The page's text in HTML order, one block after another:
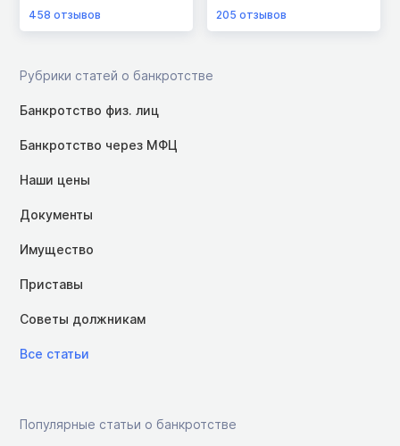
458 отзывов 205отзывов
Рубрики статей о банкротстве
Банкротство физ. лиц
Банкротство через МФЦ
Наши цены
Документы
Имущество
Приставы
Советы должникам
Все статьи
Популярные статьи о банкротстве